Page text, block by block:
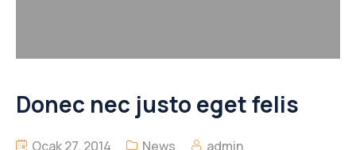
Donec nec justo eget felis
Ocak 27, 2014 News admin